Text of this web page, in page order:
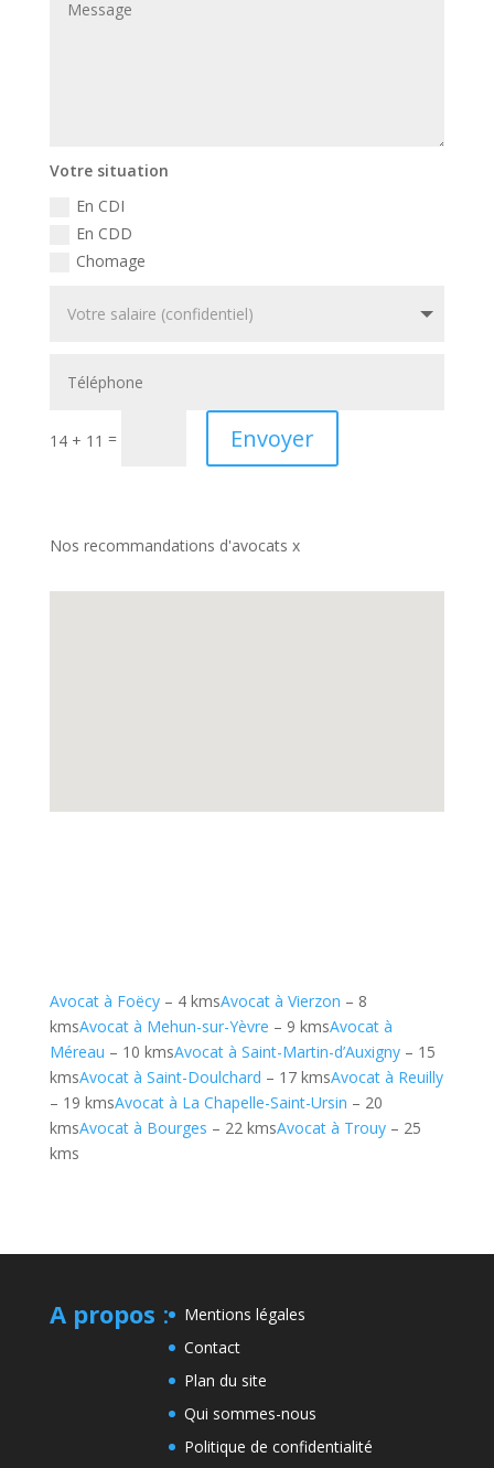
Votre situation
En CDI
En CDD
Chomage
14 + 11 = Envoyer
Nos recommandations d'avocats x
Avocat à Foëcy– 4 kmsAvocat à Vierzon – 8
kmsAvocat à Mehun-sur-Yèvre – 9 kmsAvocat à
Méreau – 10 kmsAvocat à Saint-Martin-d’Auxigny– 15
kmsAvocat à Saint-Doulchard – 17 kmsAvocat à Reuilly
– 19 kmsAvocat à La Chapelle-Saint-Ursin – 20
kmsAvocat à Bourges – 22 kmsAvocat à Trouy– 25
kms
A propos :
Mentions légales
Contact
Plan du site
Qui sommes-nous
Politique de confidentialité